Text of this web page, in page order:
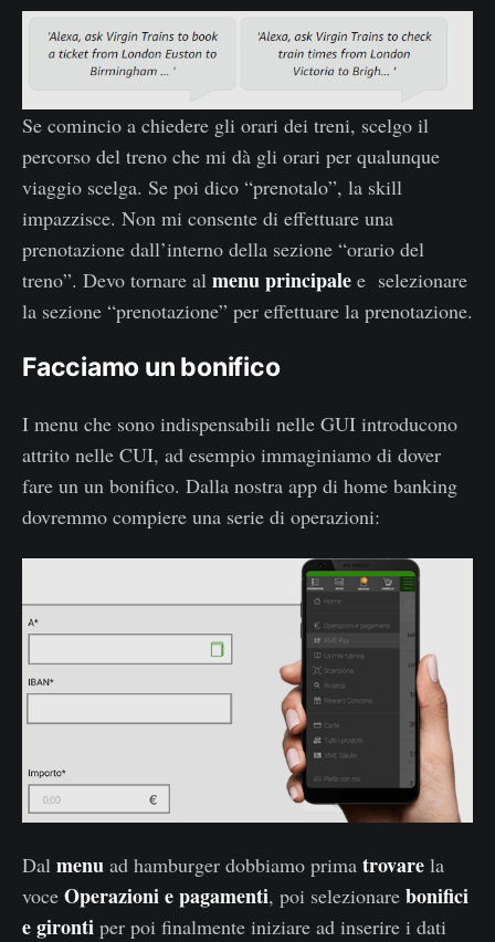
Se comincio a chiedere gli orari dei treni, scelgo il
percorso del treno che mi dà gli orari per qualunque
viaggio scelga. Se poi dico “prenotalo”, la skill
impazzisce. Non mi consente di effettuare una
prenotazione dall’interno della sezione “orario del
treno”. Devo tornare al menu principale e selezionare
la sezione “prenotazione” per effettuare la prenotazione.
Facciamo un bonifico
I menu che sono indispensabili nelle GUI introducono
attrito nelle CUI, ad esempio immaginiamo di dover
fare un un bonifico. Dalla nostra app di home banking
dovremmo compiere una serie di operazioni:
Dal menu ad hamburger dobbiamo prima trovare la
voce Operazioni e pagamenti, poi selezionare bonifici
e gironti per poi finalmente iniziare ad inserire i dati